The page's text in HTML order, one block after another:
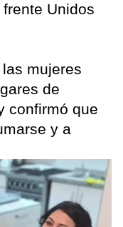
Unidos
mujeres
de
confirmó que
y a